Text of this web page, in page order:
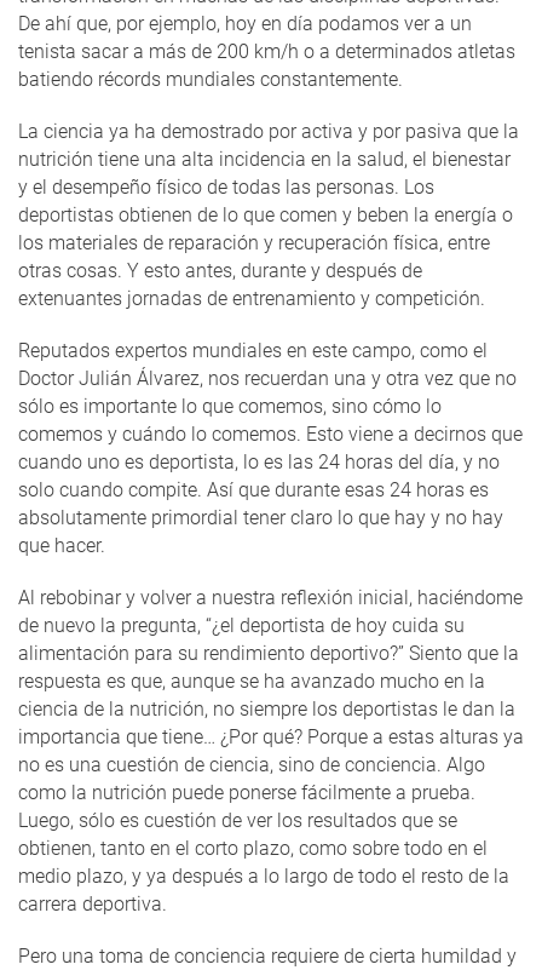
De ahí que, por ejemplo, hoy en día podamos ver a un
tenista sacar a más de 200 km/h o a determinados atletas
batiendo récords mundiales constantemente.
La ciencia ya ha demostrado por activa y por pasiva que la
nutrición tiene una alta incidencia en la salud, el bienestar
y el desempeño físico de todas las personas. Los
deportistas obtienen de lo que comen y beben la energía o
los materiales de reparación y recuperación física, entre
otras cosas. Y esto antes, durante y después de
extenuantes jornadas de entrenamiento y competición.
Reputados expertos mundiales en este campo, como el
Doctor Julián Álvarez, nos recuerdan una y otra vez que no
sólo es importante lo que comemos, sino cómo lo
comemos y cuándo lo comemos. Esto viene a decirnos que
cuando uno es deportista, lo es las 24 horas del día, y no
solo cuando compite. Así que durante esas 24 horas es
absolutamente primordial tener claro lo que hay y no hay
que hacer.
Al rebobinar y volver a nuestra reflexión inicial, haciéndome
de nuevo la pregunta, “¿el deportista de hoy cuida su
alimentación para su rendimiento deportivo?” Siento que la
respuesta es que, aunque se ha avanzado mucho en la
ciencia de la nutrición, no siempre los deportistas le dan la
importancia que tiene… ¿Por qué? Porque a estas alturas ya
no es una cuestión de ciencia, sino de conciencia. Algo
como la nutrición puede ponerse fácilmente a prueba.
Luego, sólo es cuestión de ver los resultados que se
obtienen, tanto en el corto plazo, como sobre todo en el
medio plazo, y ya después a lo largo de todo el resto de la
carrera deportiva.
Pero una toma de conciencia requiere de cierta humildad y